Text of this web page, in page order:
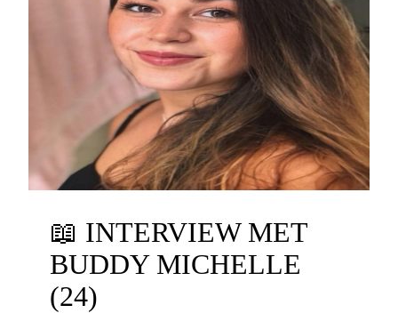
📖 INTERVIEW MET
BUDDY MICHELLE
(24)